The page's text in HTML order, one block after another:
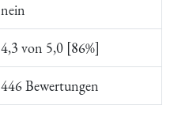
nein
4,3 von 5,0 [86%]
446 Bewertungen